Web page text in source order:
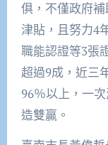
俱，不僅政府
津貼，且努力4
職能認證等3張
超過9成，近三
96％以上，一
造雙贏。